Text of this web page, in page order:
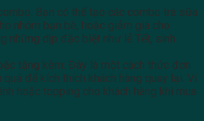
Bạn có thể tạo các combo trà sữa
nhóm bạn bè, hoặc giảm giá cho
những dịp đặc biệt như lễ Tết, sinh
tặng kèm: Đây là một cách thức đơn
quả để kích thích khách hàng quay lại. Ví
hoặc topping cho khách hàng khi mua